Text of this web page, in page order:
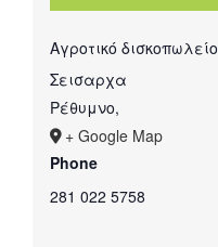
Αγροτικό δισκοπωλείο
Σεισαρχα
Ρέθυμνο,
+ Google Map
Phone
281 022 5758